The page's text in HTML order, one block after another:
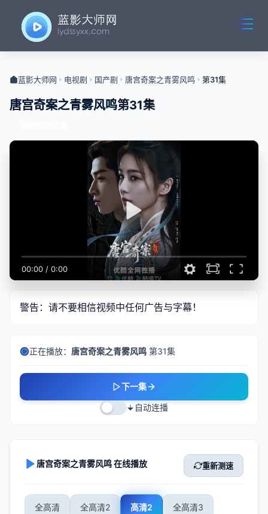
蓝影大师网 电视剧 国产剧 唐宫奇案之青雾风鸣 第31集
唐宫奇案之青雾风鸣第31集
00:00 / 0:00
警告：请不要相信视频中任何广告与字幕！
正在播放： 唐宫奇案之青雾风鸣 第31集
下一集
自动连播
唐宫奇案之青雾风鸣 在线播放 重新测速
全高清 全高清2 高清2 全高清3